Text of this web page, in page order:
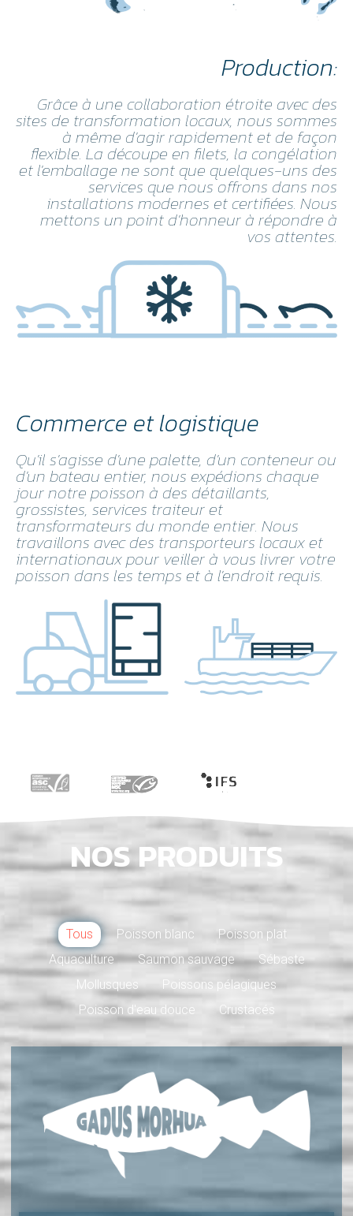
Production:
Grâce à une collaboration étroite avec des
sites de transformation locaux, nous sommes
à même d'agir rapidement et de façon
flexible. La découpe en filets, la congélation
et l'emballage ne sont que quelques-uns des
services que nous offrons dans nos
installations modernes et certifiées. Nous
mettons un point d'honneur à répondre à
vos attentes.
Commerce et logistique
Qu'il s'agisse d'une palette, d'un conteneur ou
d'un bateau entier, nous expédions chaque
jour notre poisson à des détaillants,
grossistes, services traiteur et
transformateurs du monde entier. Nous
travaillons avec des transporteurs locaux et
internationaux pour veiller à vous livrer votre
poisson dans les temps et à l'endroit requis.
NOS PRODUITS
Tous Poisson blanc
Poisson plat
Aquaculture
Saumon sauvage
Sébaste
Mollusques
Poissons pélagiques
Poisson d'eau douce
Crustacés